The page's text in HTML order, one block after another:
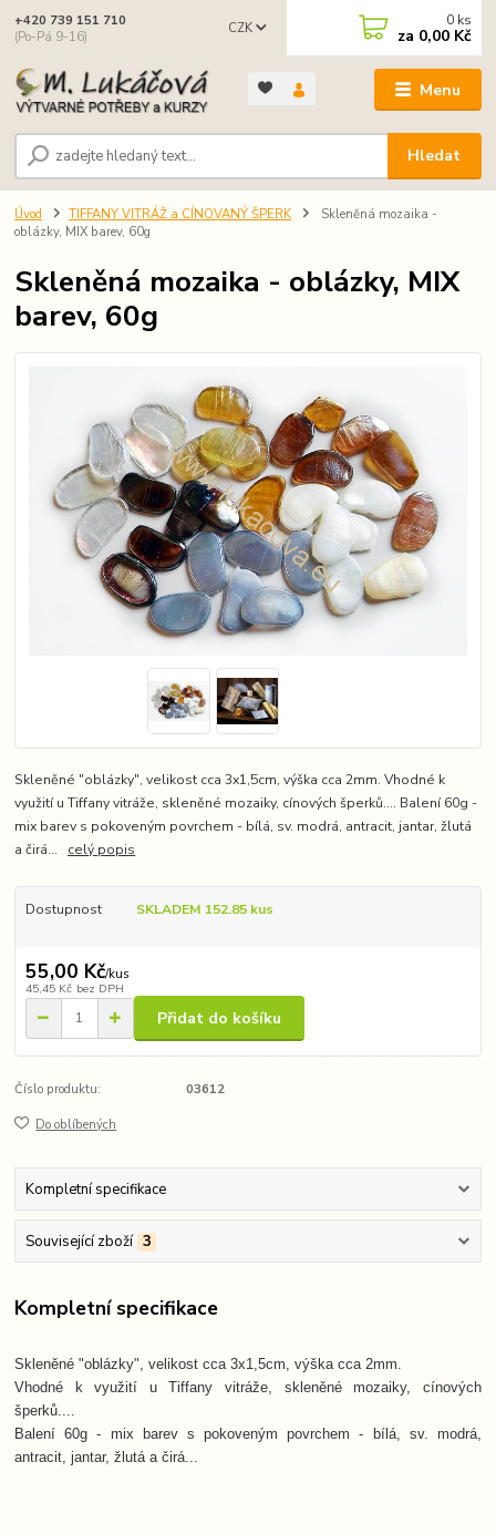
Menu
CZK
Hledat
+420 739 151 710
(Po-Pá 9-16)
0 ks
za 0,00 Kč
Úvod TIFFANY VITRÁŽ a CÍNOVANÝ ŠPERK
Skleněná mozaika -
oblázky, MIX barev, 60g
Skleněná mozaika - oblázky, MIX
barev, 60g
Skleněné "oblázky", velikost cca 3x1,5cm, výška cca 2mm. Vhodné k
využití u Tiffany vitráže, skleněné mozaiky, cínových šperků.... Balení 60g -
mix barev s pokoveným povrchem - bílá, sv. modrá, antracit, jantar, žlutá
a čirá... celý popis
Dostupnost SKLADEM 152.85 kus
55,00 Kč/kus
45,45 Kč bez DPH
Přidat do košíku
Číslo produktu: 03612
Do oblíbených
Kompletní specifikace
Související zboží 3
Kompletní specifikace
Skleněné "oblázky", velikost cca 3x1,5cm, výška cca 2mm.
Vhodné k využití u Tiffany vitráže, skleněné mozaiky, cínových
šperků....
Balení 60g - mix barev s pokoveným povrchem - bílá, sv. modrá,
antracit, jantar, žlutá a čirá...